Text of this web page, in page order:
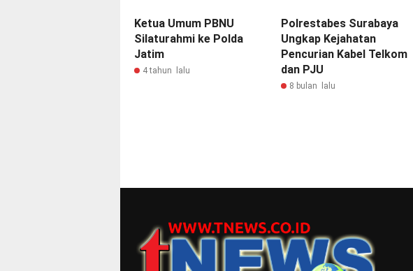
Ketua Umum PBNU
Silaturahmi ke Polda
Jatim
4 tahun lalu
Polrestabes Surabaya
Ungkap Kejahatan
Pencurian Kabel Telkom
dan PJU
8 bulan lalu